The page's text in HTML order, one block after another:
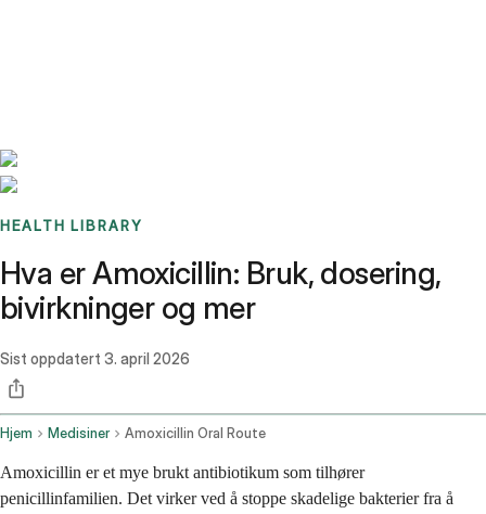
HEALTH LIBRARY
Hva er Amoxicillin: Bruk, dosering,
bivirkninger og mer
Sist oppdatert 3. april 2026
Hjem Medisiner Amoxicillin Oral Route
Amoxicillin er et mye brukt antibiotikum som tilhører
penicillinfamilien. Det virker ved å stoppe skadelige bakterier fra å